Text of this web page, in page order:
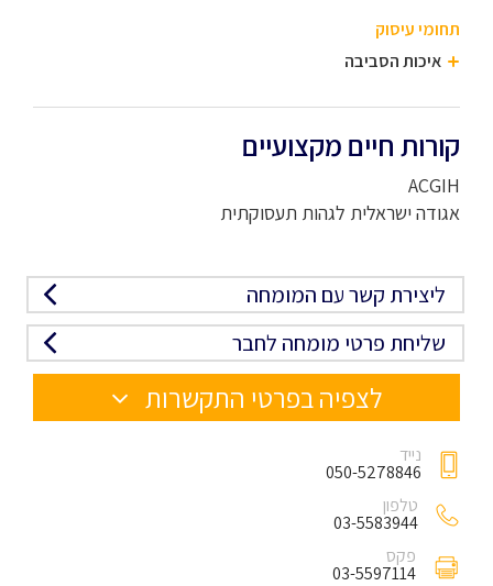
תחומי עיסוק
איכות הסביבה
קורות חיים מקצועיים
ACGIH
אגודה ישראלית לגהות תעסוקתית
ליצירת קשר עם המומחה
שליחת פרטי מומחה לחבר
לצפיה בפרטי התקשרות
נייד
050-5278846
טלפון
03-5583944
פקס
03-5597114